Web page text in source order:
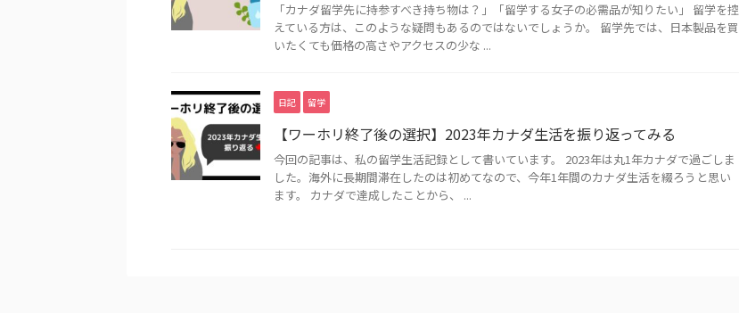
「カナダ留学先に持参すべき持ち物は？」「留学する女子の必需品が知りたい」 留学を控
えている方は、このような疑問もあるのではないでしょうか。 留学先では、日本製品を買
いたくても価格の高さやアクセスの少な ...
日記 留学
【ワーホリ終了後の選択】2023年カナダ生活を振り返ってみる
今回の記事は、私の留学生活記録として書いています。 2023年は丸1年カナダで過ごしま
した。海外に長期間滞在したのは初めてなので、今年1年間のカナダ生活を綴ろうと思い
ます。 カナダで達成したことから、 ...